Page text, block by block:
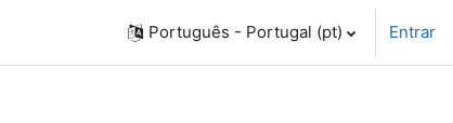
Português - Portugal ‎(pt)‎ Entrar